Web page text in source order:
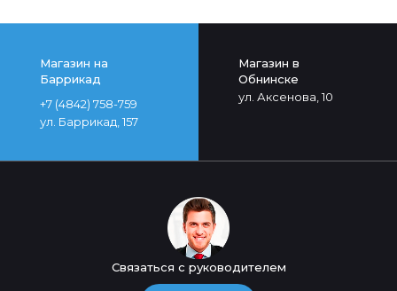
Магазин на
Баррикад
+7 (4842) 758-759
ул. Баррикад, 157
Магазин в
Обнинске
ул. Аксенова, 10
Связаться с руководителем